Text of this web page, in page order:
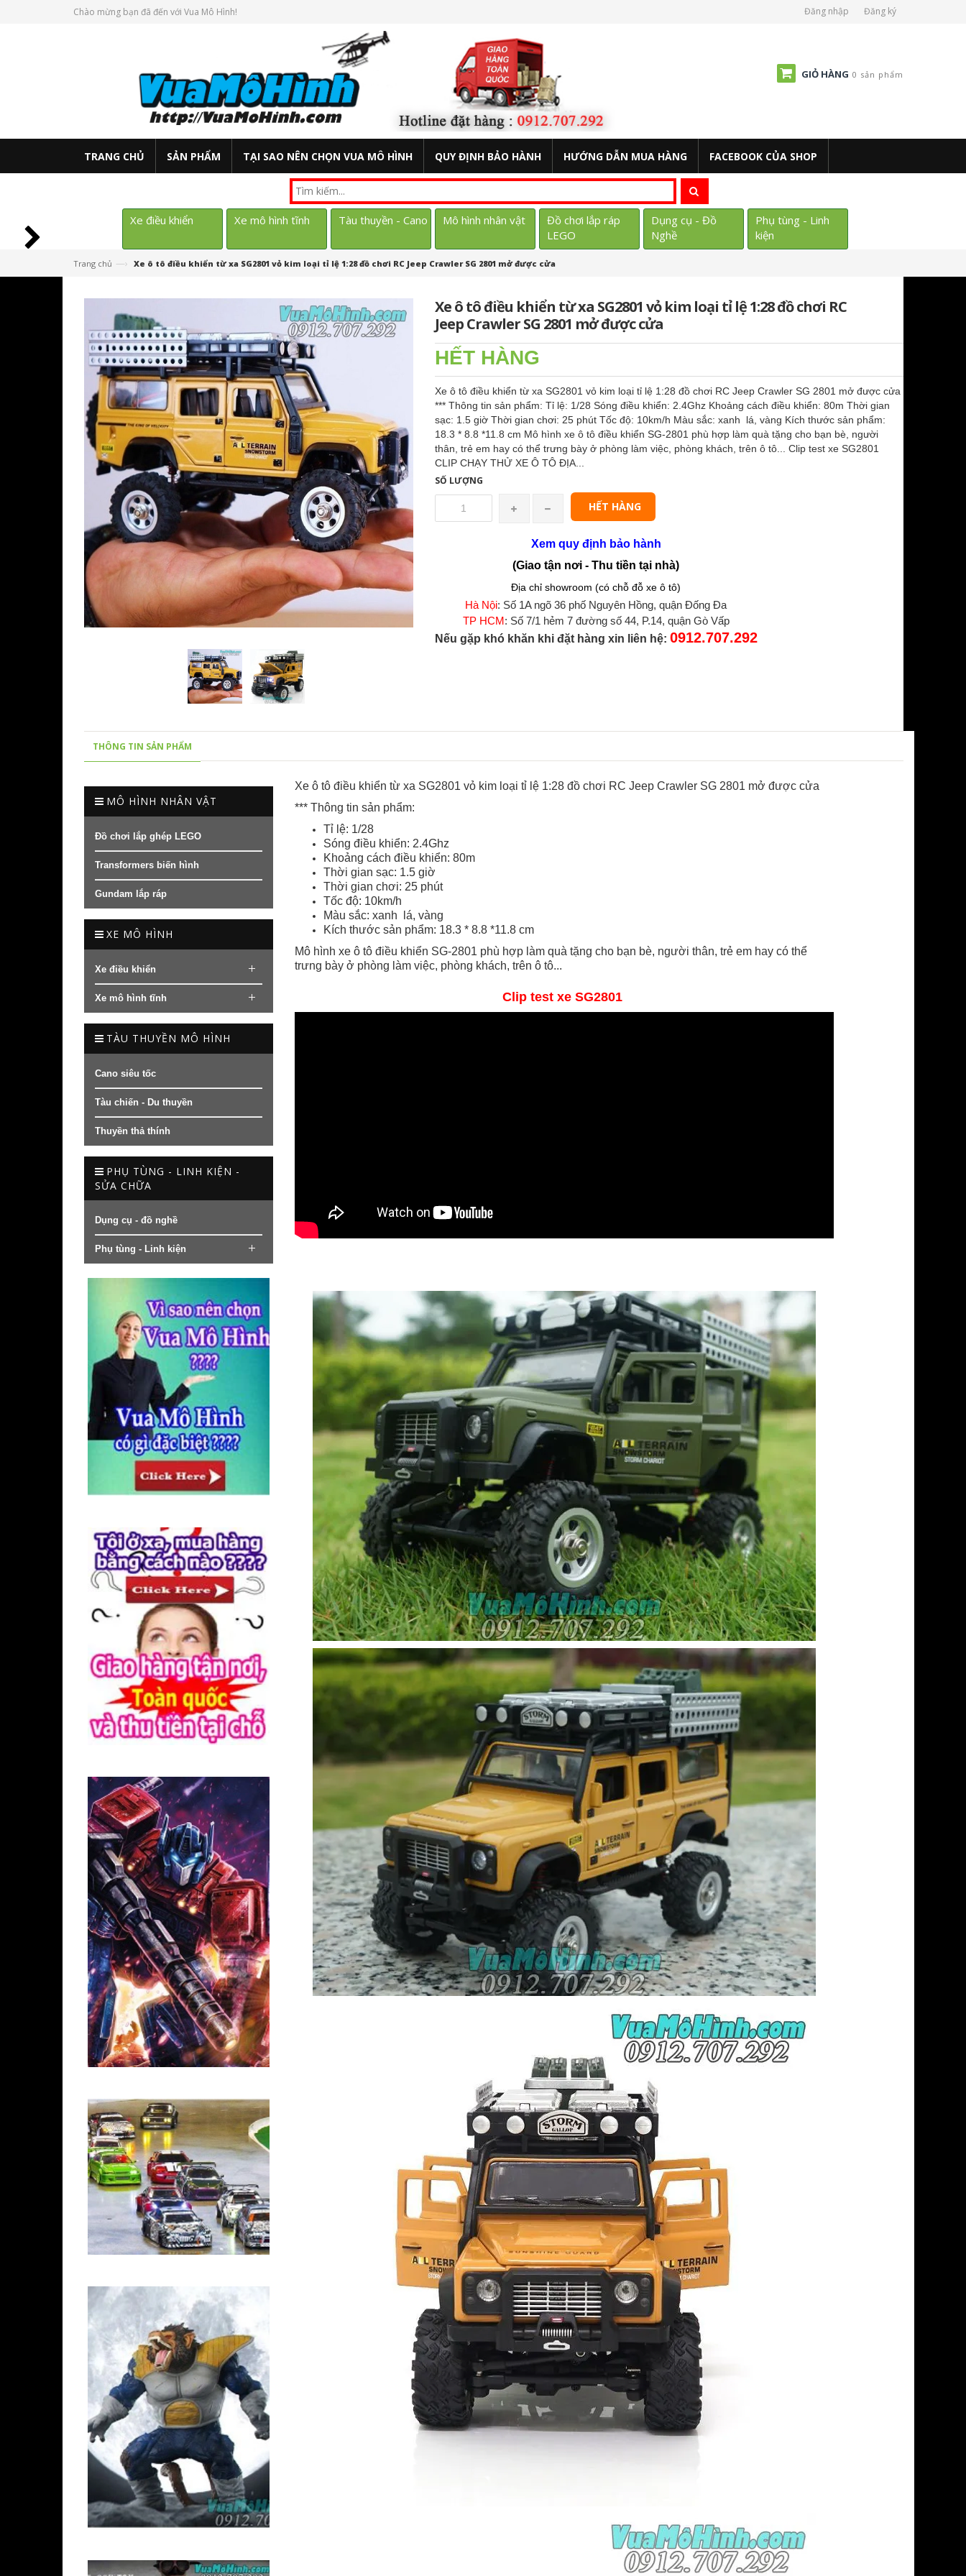
Chào mừng bạn đã đến với Vua Mô Hình! Đăng nhập Đăng ký
GIỎ HÀNG 0 sản phẩm
TRANG CHỦ SẢN PHẨM TẠI SAO NÊN CHỌN VUA MÔ HÌNH QUY ĐỊNH BẢO HÀNH HƯỚNG DẪN MUA HÀNG FACEBOOK CỦA SHOP
Xe điều khiển Xe mô hình tĩnh Tàu thuyền - Cano Mô hình nhân vật
Đồ chơi lắp ráp
LEGO
Dụng cụ - Đồ
Nghề
Phụ tùng - Linh
kiện
Trang chủ —› Xe ô tô điều khiển từ xa SG2801 vỏ kim loại tỉ lệ 1:28 đồ chơi RC Jeep Crawler SG 2801 mở được cửa
Xe ô tô điều khiển từ xa SG2801 vỏ kim loại tỉ lệ 1:28 đồ chơi RC
Jeep Crawler SG 2801 mở được cửa
HẾT HÀNG
Xe ô tô điều khiển từ xa SG2801 vỏ kim loại tỉ lệ 1:28 đồ chơi RC Jeep Crawler SG 2801 mở được cửa
*** Thông tin sản phẩm: Tỉ lệ: 1/28 Sóng điều khiển: 2.4Ghz Khoảng cách điều khiển: 80m Thời gian
sạc: 1.5 giờ Thời gian chơi: 25 phút Tốc độ: 10km/h Màu sắc: xanh lá, vàng Kích thước sản phẩm:
18.3 * 8.8 *11.8 cm Mô hình xe ô tô điều khiển SG-2801 phù hợp làm quà tặng cho bạn bè, người
thân, trẻ em hay có thể trưng bày ở phòng làm việc, phòng khách, trên ô tô... Clip test xe SG2801
CLIP CHẠY THỬ XE Ô TÔ ĐỊA...
SỐ LƯỢNG
HẾT HÀNG
Xem quy định bảo hành
(Giao tận nơi - Thu tiền tại nhà)
Địa chỉ showroom (có chỗ đỗ xe ô tô)
Hà Nội: Số 1A ngõ 36 phố Nguyên Hồng, quận Đống Đa
TP HCM: Số 7/1 hẻm 7 đường số 44, P.14, quận Gò Vấp
Nếu gặp khó khăn khi đặt hàng xin liên hệ: 0912.707.292
THÔNG TIN SẢN PHẨM
MÔ HÌNH NHÂN VẬT
Đồ chơi lắp ghép LEGO
Transformers biến hình
Gundam lắp ráp
XE MÔ HÌNH
Xe điều khiển
Xe mô hình tĩnh
TÀU THUYỀN MÔ HÌNH
Cano siêu tốc
Tàu chiến - Du thuyền
Thuyền thả thính
PHỤ TÙNG - LINH KIỆN -
SỬA CHỮA
Dụng cụ - đồ nghề
Phụ tùng - Linh kiện
Xe ô tô điều khiển từ xa SG2801 vỏ kim loại tỉ lệ 1:28 đồ chơi RC Jeep Crawler SG 2801 mở được cửa
*** Thông tin sản phẩm:
Tỉ lệ: 1/28
Sóng điều khiển: 2.4Ghz
Khoảng cách điều khiển: 80m
Thời gian sạc: 1.5 giờ
Thời gian chơi: 25 phút
Tốc độ: 10km/h
Màu sắc: xanh lá, vàng
Kích thước sản phẩm: 18.3 * 8.8 *11.8 cm
Mô hình xe ô tô điều khiển SG-2801 phù hợp làm quà tặng cho bạn bè, người thân, trẻ em hay có thể
trưng bày ở phòng làm việc, phòng khách, trên ô tô...
Clip test xe SG2801